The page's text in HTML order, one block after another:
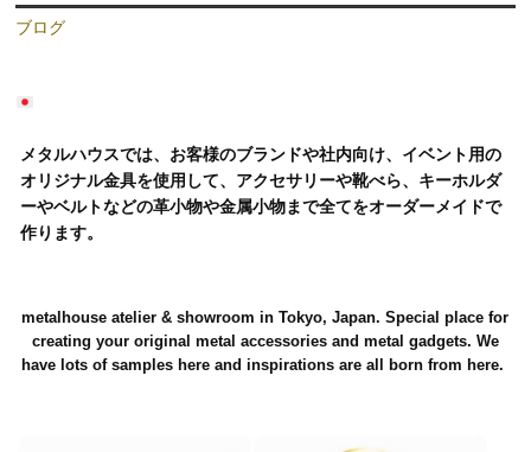
ブログ
メタルハウスでは、お客様のブランドや社内向け、イベント用の
オリジナル金具を使用して、アクセサリーや靴べら、キーホルダ
ーやベルトなどの革小物や金属小物まで全てをオーダーメイドで
作ります。
metalhouse atelier & showroom in Tokyo, Japan. Special place for
creating your original metal accessories and metal gadgets. We
have lots of samples here and inspirations are all born from here.